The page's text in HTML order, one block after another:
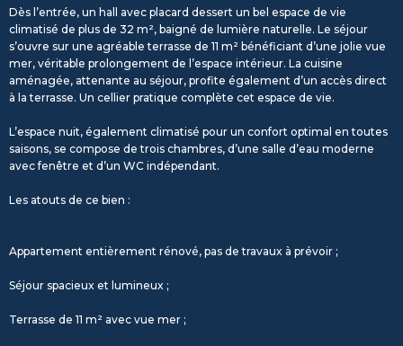
Dès l’entrée, un hall avec placard dessert un bel espace de vie
climatisé de plus de 32 m², baigné de lumière naturelle. Le séjour
s’ouvre sur une agréable terrasse de 11 m² bénéficiant d’une jolie vue
mer, véritable prolongement de l’espace intérieur. La cuisine
aménagée, attenante au séjour, profite également d’un accès direct
à la terrasse. Un cellier pratique complète cet espace de vie.
L’espace nuit, également climatisé pour un confort optimal en toutes
saisons, se compose de trois chambres, d’une salle d’eau moderne
avec fenêtre et d’un WC indépendant.
Les atouts de ce bien :
Appartement entièrement rénové, pas de travaux à prévoir ;
Séjour spacieux et lumineux ;
Terrasse de 11 m² avec vue mer ;